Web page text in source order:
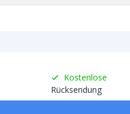
Kostenlose
Rücksendung